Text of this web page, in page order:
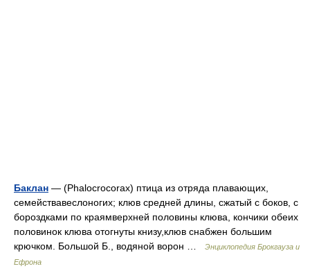
Баклан — (Phalocrocorax) птица из отряда плавающих,
семействавеслоногих; клюв средней длины, сжатый с боков, с
бороздками по краямверхней половины клюва, кончики обеих
половинок клюва отогнуты книзу,клюв снабжен большим
крючком. Большой Б., водяной ворон …
Энциклопедия Брокгауза и
Ефрона